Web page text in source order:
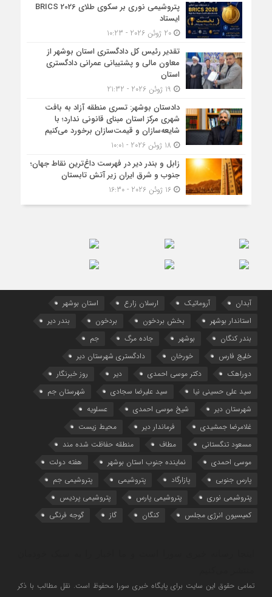
پتروشیمی نوری بر سکوی طلای BRICS 2026
ایستاد
20 ژوئن 2026 - 10:23
تقدیر رئیس کل دادگستری استان بوشهر از
معاون مالی و پشتیبانی عمرانی دادگستری
استان
دادستان بوشهر: تسری منطقه آزاد به بافت
شهری مرکز استان مبنای قانونی ندارد؛ با
شایعه‌سازان و قیمت‌سازان برخورد می‌کنیم
زابل و بندر دیر در فهرست داغ‌ترین نقاط جهان؛
جنوب و شرق ایران زیر آتش تابستان
16 ژوئن 2026 - 16:30
آبدان آروماتیک ارسلان زارع
استان بوشهر
استاندار بوشهر
بخش بردخون بردخون
بندر دیر
بندر کنگان
بوشهر جاده مرگ
جم
خلیج فارس
خورخان
دادگستری شهرستان دیر
دوراهک
دکتر موسی احمدی دیر
روز خبرنگار
سید علی حسینی نیا
سید علیرضا سجادی
شهرستان جم
شهرستان دیر
شیخ موسی احمدی
عسلویه
غلامرضا جمشیدی
فرماندار دیر
محیط زیست
مسعود تنگستانی
مطاف
منطقه حفاظت شده مند
موسی احمدی
نماینده جنوب استان بوشهر
هفته دولت
پارس جنوبی
پازارگاد پتروشیمی
پتروشیمی جم
پتروشیمی نوری
پتروشیمی پارس
پتروشیمی پردیس
کمیسیون انرژی مجلس
کنگان گاز گوجه فرنگی
تمامی حقوق این سایت برای پایگاه خبری سورا محفوظ است. نقل مطالب با ذکر